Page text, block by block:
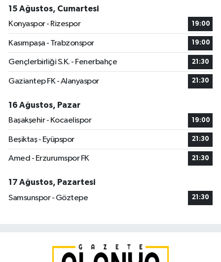
15 Ağustos, Cumartesi
Konyaspor - Rizespor
19:00
Kasımpaşa - Trabzonspor 19:00
Gençlerbirliği S.K. - Fenerbahçe 21:30
Gaziantep FK - Alanyaspor 21:30
16 Ağustos, Pazar
Başakşehir - Kocaelispor
19:00
Beşiktaş - Eyüpspor 21:30
Amed - Erzurumspor FK 21:30
17 Ağustos, Pazartesi
Samsunspor - Göztepe
21:30